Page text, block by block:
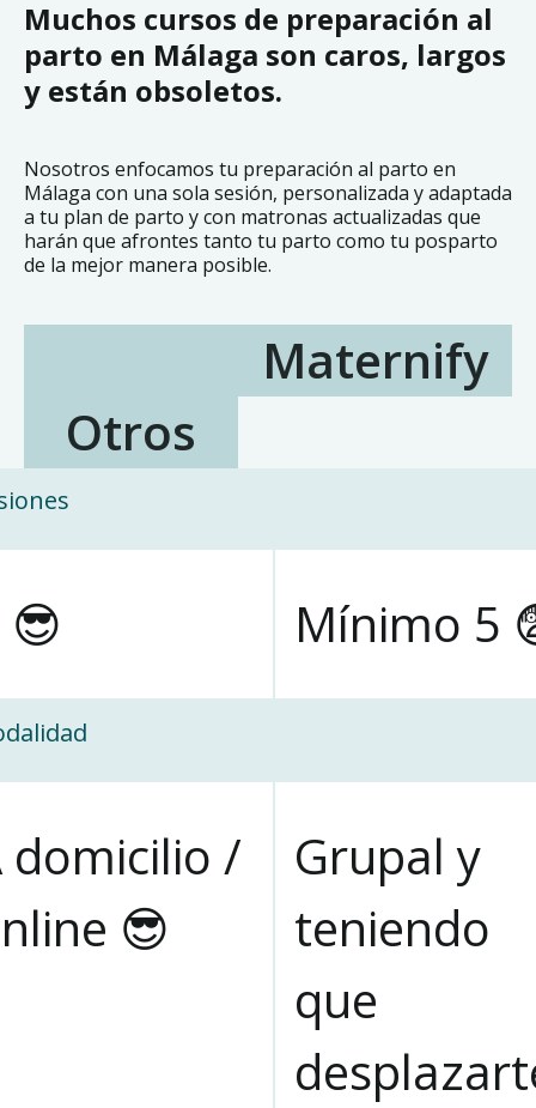
Muchos cursos de preparación al
parto en Málaga son caros, largos
y están obsoletos.
Nosotros enfocamos tu preparación al parto en
Málaga con una sola sesión, personalizada y adaptada
a tu plan de parto y con matronas actualizadas que
harán que afrontes tanto tu parto como tu posparto
de la mejor manera posible.
Maternify
Otros
Mínimo 5
domicilio /
😎
Grupal y
teniendo
que